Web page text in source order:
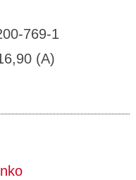
769-1
(A)